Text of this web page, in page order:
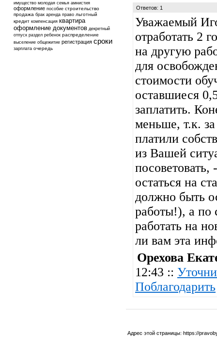
имущество молодая семья амнистия
оформление пособие строительство
продажа брак аренда право льготный
кредит компенсация квартира
оформление документов декретный
отпуск раздел ребенок распределение
выселение общежитие регистрация сроки
зарплата очередь
Ответов: 1
Уважаемый
отработать 2
на другую
для
стоимости
оставшиеся
заплатить.
меньше, т.к.
платили
из Вашей
посоветовать,
остаться на
должно быть
работы!), а по
работать на
ли вам эта
Орехова
12:43 ::
Поблагодарить
Адрес этой страницы: https://